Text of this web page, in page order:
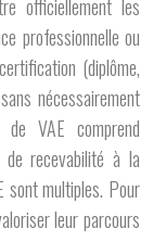
officiellement les
professionnelle ou
(diplôme,
nécessairement
VAE comprend
recevabilité à la
sont multiples. Pour
leur parcours